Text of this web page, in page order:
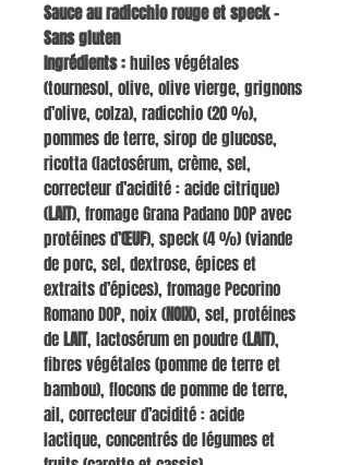
Sauce au radicchio rouge et speck –
Sans gluten
Ingrédients :huiles végétales
(tournesol, olive, olive vierge, grignons
d’olive, colza), radicchio (20 %),
pommes de terre, sirop de glucose,
ricotta (lactosérum, crème, sel,
correcteur d’acidité : acide citrique)
(LAIT), fromage Grana Padano DOP avec
protéines d’ŒUF), speck (4 %) (viande
de porc, sel, dextrose, épices et
extraits d’épices), fromage Pecorino
Romano DOP, noix (NOIX), sel, protéines
deLAIT, lactosérum en poudre (LAIT),
fibres végétales (pomme de terre et
bambou), flocons de pomme de terre,
ail, correcteur d’acidité : acide
lactique, concentrés de légumes et